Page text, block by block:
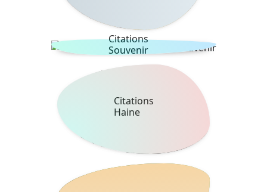
Citations
Souvenir
Citations
Haine